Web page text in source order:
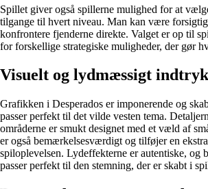
Spillet giver også spillerne mulighed for at
tilgange til hvert niveau. Man kan være
konfrontere fjenderne direkte. Valget er op til
for forskellige strategiske muligheder, der gør
Visuelt og lydmæssigt indtryk
Grafikken i Desperados er imponerende og
passer perfekt til det vilde vesten tema.
områderne er smukt designet med et væld af
er også bemærkelsesværdigt og tilføjer en
spiloplevelsen. Lydeffekterne er autentiske, og
passer perfekt til den stemning, der er skabt i